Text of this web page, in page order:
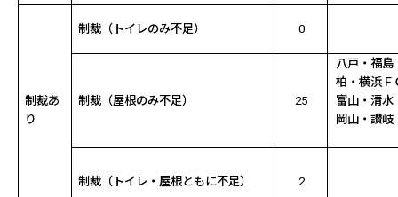
制裁あ
り
制裁（トイレのみ不足） 0
制裁（屋根のみ不足） 25
八戸・福島
柏・横浜Ｆ
富山・清水
岡山・讃岐
制裁（トイレ・屋根ともに不足） 2